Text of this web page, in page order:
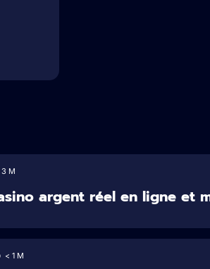
3 M
argent réel en ligne et
< 1 M